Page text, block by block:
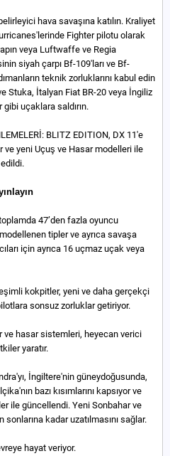
hava savaşına katılın. Kraliyet
Fighter pilotu olarak
veya Luftwaffe ve Regia
siyah çarpı Bf-109'ları ve Bf-
teknik zorluklarını kabul edin
Stuka, İtalyan Fiat BR-20 veya İngiliz
uçaklara saldırın.
BLITZ EDITION, DX 11'e
yeni Uçuş ve Hasar modelleri ile
47’den fazla oyuncu
tipler ve ayrıca savaşa
için ayrıca 16 uçmaz uçak veya
kokpitler, yeni ve daha gerçekçi
sonsuz zorluklar getiriyor.
ve hasar sistemleri, heyecan verici
yaratır.
İngiltere'nin güneydoğusunda,
bazı kısımlarını kapsıyor ve
ile güncellendi. Yeni Sonbahar ve
sonlarına kadar uzatılmasını sağlar.
hayat veriyor.